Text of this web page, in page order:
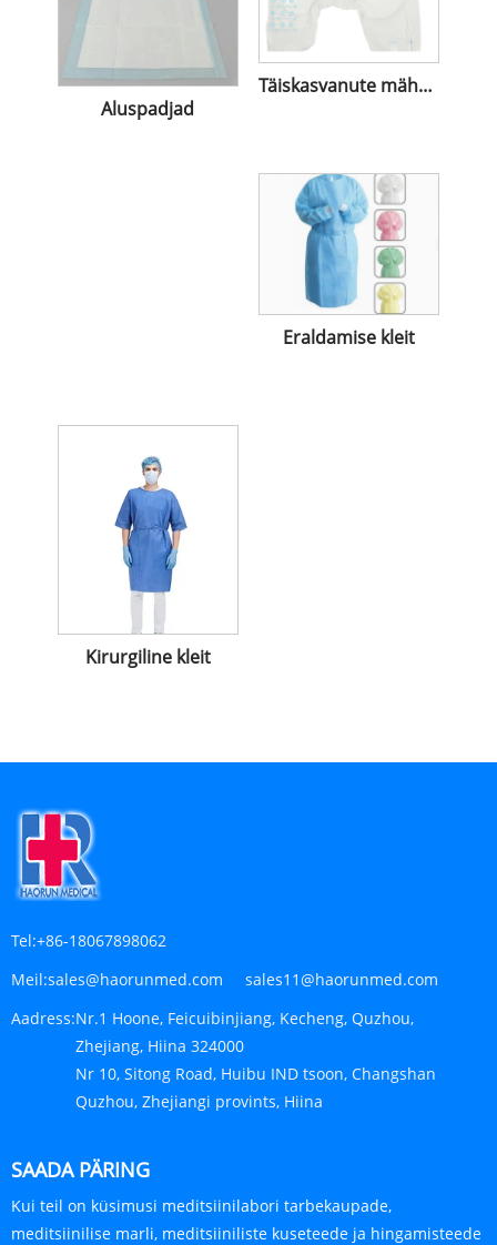
Aluspadjad
Täiskasvanute mähkmed
Eraldamise kleit
Kirurgiline kleit
Tel:+86-18067898062
Meil:sales@haorunmed.com sales11@haorunmed.com
Aadress:Nr.1 Hoone, Feicuibinjiang, Kecheng, Quzhou,
Zhejiang, Hiina 324000
Nr 10, Sitong Road, Huibu IND tsoon, Changshan
Quzhou, Zhejiangi provints, Hiina
SAADA PÄRING
Kui teil on küsimusi meditsiinilabori tarbekaupade,
meditsiinilise marli, meditsiiniliste kuseteede ja hingamisteede